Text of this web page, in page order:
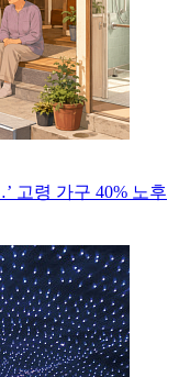
고령 가구 40% 노후